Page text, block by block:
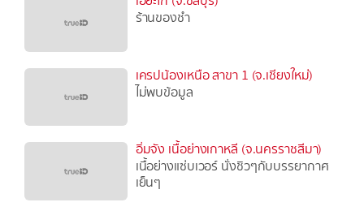
ร้านของชำ
เครปน้องเหนือ สาขา 1 (จ.เชียงใหม่)
ไม่พบข้อมูล
อิ่มจัง เนื้อย่างเกาหลี (จ.นครราชสีมา)
เนื้อย่างแซ่บเวอร์ นั่งชิวๆกับบรรยากาศ
เย็นๆ